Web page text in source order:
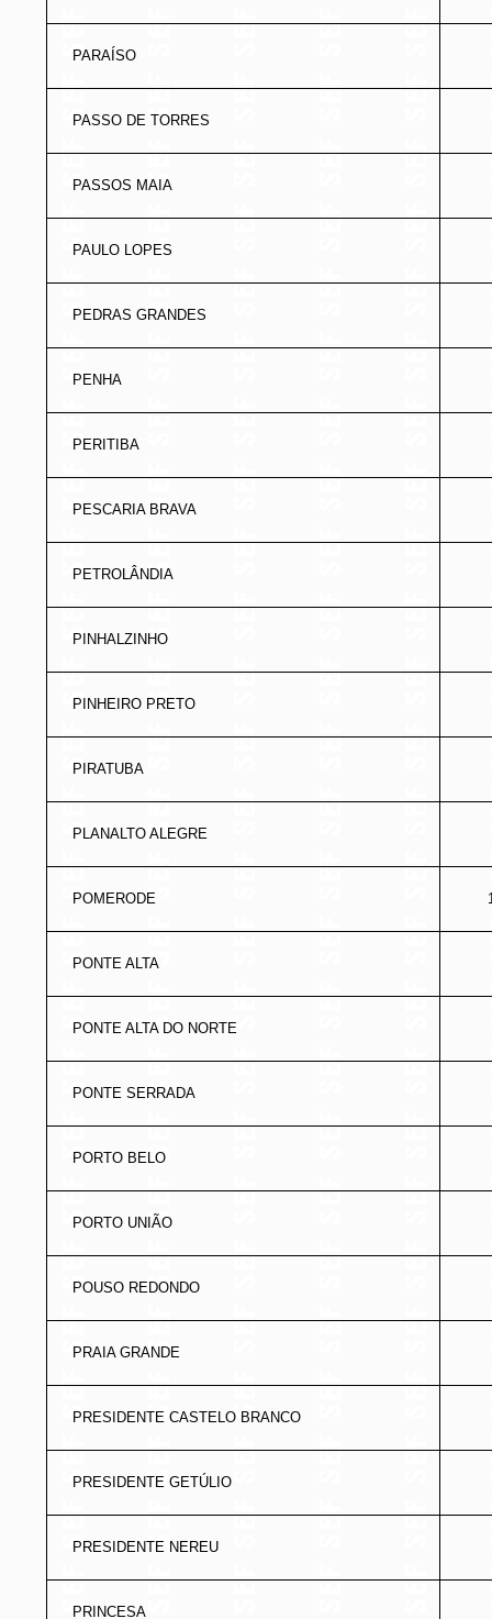
PARAÍSO
PASSO DE TORRES
PASSOS MAIA
PAULO LOPES
PEDRAS GRANDES
PENHA
PERITIBA
PESCARIA BRAVA
PETROLÂNDIA
PINHALZINHO
PINHEIRO PRETO
PIRATUBA
PLANALTO ALEGRE
POMERODE
PONTE ALTA
PONTE ALTA DO NORTE
PONTE SERRADA
PORTO BELO
PORTO UNIÃO
POUSO REDONDO
PRAIA GRANDE
PRESIDENTE CASTELO BRANCO
PRESIDENTE GETÚLIO
PRESIDENTE NEREU
PRINCESA